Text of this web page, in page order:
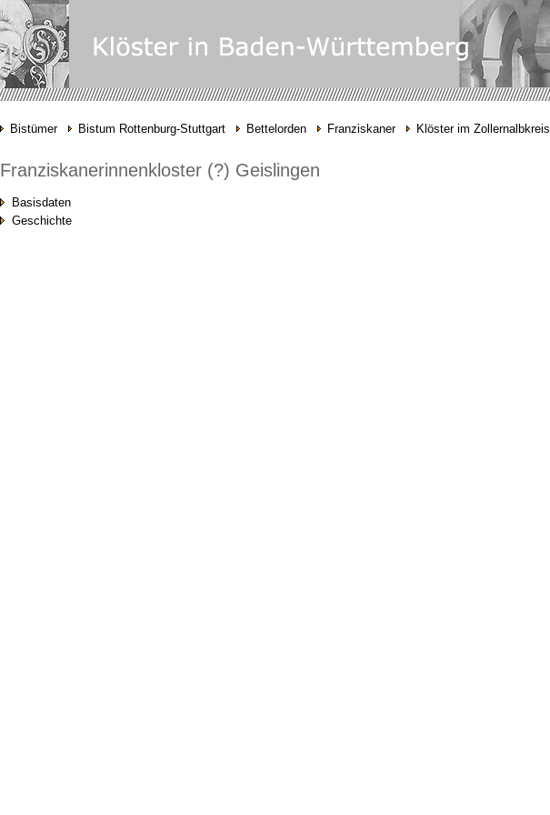
Bistümer Bistum Rottenburg-Stuttgart Bettelorden Franziskaner Klöster im Zollernalbkreis
Franziskanerinnenkloster (?) Geislingen
Basisdaten
Geschichte